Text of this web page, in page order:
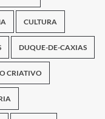
CULTURA
DUQUE-DE-CAXIAS
CRIATIVO